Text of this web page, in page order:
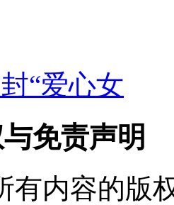
“爱心女
免责声明
有内容的版